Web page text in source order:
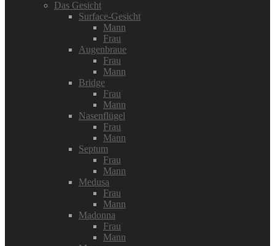
Das Gesicht
Surface-Gesicht
Mann
Frau
Augenbraue
Frau
Mann
Bridge
Frau
Mann
Nasenflügel
Frau
Mann
Septum
Frau
Mann
Medusa
Frau
Mann
Madonna
Frau
Mann